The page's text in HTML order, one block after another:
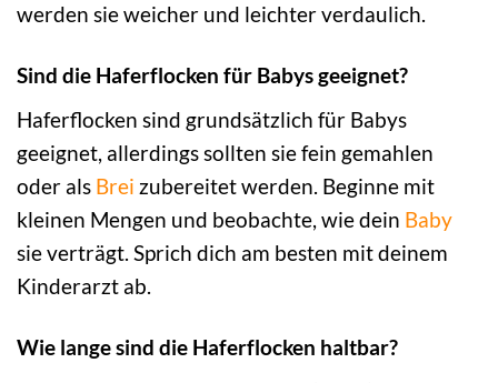
werden sie weicher und leichter verdaulich.
Sind die Haferflocken für Babys geeignet?
Haferflocken sind grundsätzlich für Babys
geeignet, allerdings sollten sie fein gemahlen
oder als Brei zubereitet werden. Beginne mit
kleinen Mengen und beobachte, wie dein Baby
sie verträgt. Sprich dich am besten mit deinem
Kinderarzt ab.
Wie lange sind die Haferflocken haltbar?